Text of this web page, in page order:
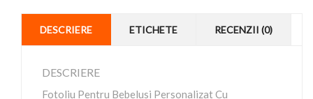
DESCRIERE ETICHETE RECENZII (0)
DESCRIERE
Fotoliu Pentru Bebelusi Personalizat Cu